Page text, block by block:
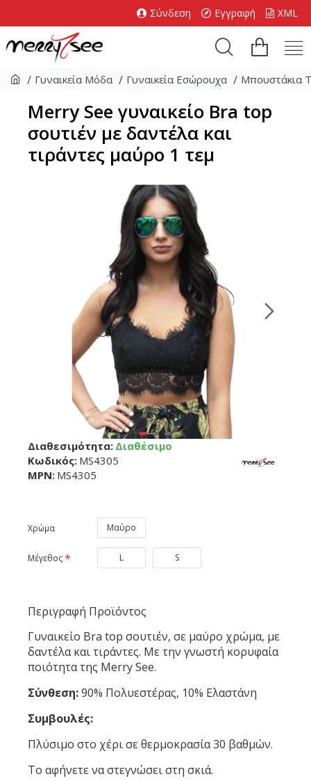
Σύνδεση Εγγραφή XML
Γυναικεία Μόδα Γυναικεία Εσώρουχα Μπουστάκια
Merry See γυναικείο Bra top
σουτιέν με δαντέλα και
τιράντες μαύρο 1 τεμ
Διαθεσιμότητα: Διαθέσιμο
Κωδικός: MS4305
MPN: MS4305
Χρώμα Μαύρο
Μέγεθος L S
Περιγραφή Προϊόντος
Γυναικείο Bra top σουτιέν, σε μαύρο χρώμα, με
δαντέλα και τιράντες. Με την γνωστή κορυφαία
ποιότητα της Merry See.
Σύνθεση:90% Πολυεστέρας, 10% Ελαστάνη
Συμβουλές:
Πλύσιμο στο χέρι σε θερμοκρασία 30 βαθμών.
Το αφήνετε να στεγνώσει στη σκιά.